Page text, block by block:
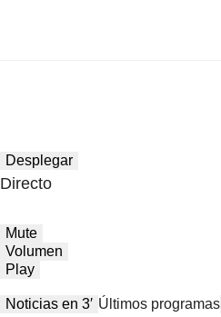
Desplegar
Directo
Mute
Volumen
Play
Noticias en 3′ Últimos programas